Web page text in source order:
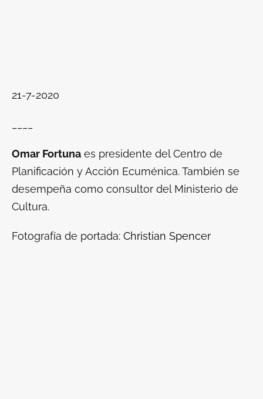
21-7-2020
Omar Fortuna es presidente del Centro de
Planificación y Acción Ecuménica. También se
desempeña como consultor del Ministerio de
Cultura.
Fotografía de portada: Christian Spencer